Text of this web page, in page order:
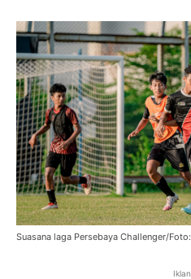
Suasana laga Persebaya Challenger/
Iklan